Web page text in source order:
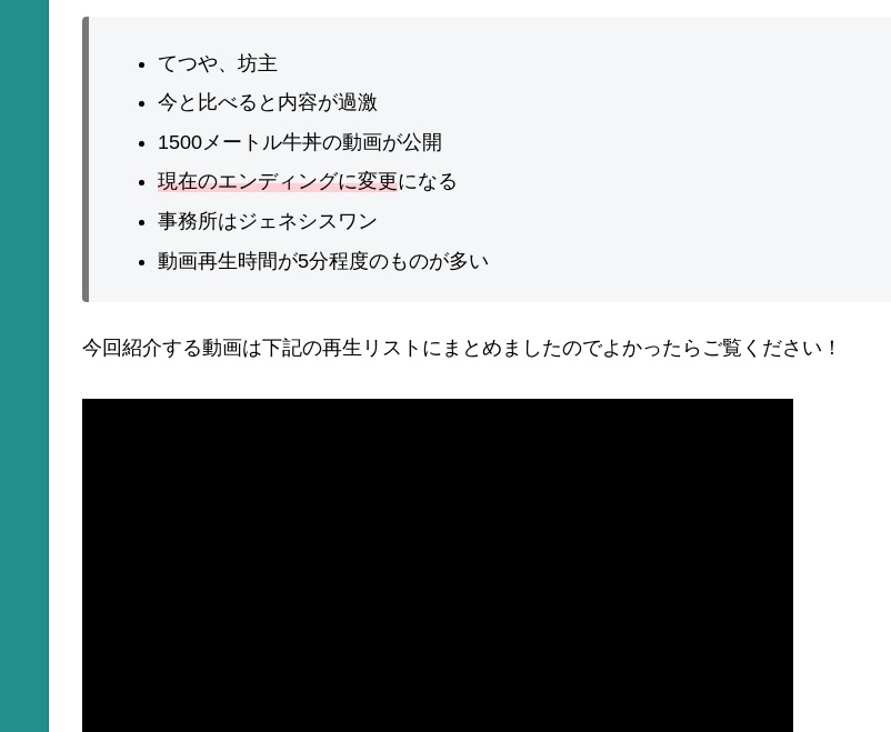
てつや、坊主
今と比べると内容が過激
1500メートル牛丼の動画が公開
現在のエンディングに変更になる
事務所はジェネシスワン
動画再生時間が5分程度のものが多い
今回紹介する動画は下記の再生リストにまとめましたのでよかったらご覧ください！